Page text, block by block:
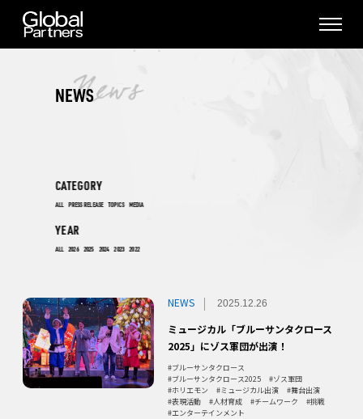
NEWS
CATEGORY
ALL PRESS RELEASE TOPICS MEDIA
YEAR
ALL 2026 2025 2024 2023 2022
NEWS 2025.12.26
ミュージカル「ブルーサンタクロース
2025」にゾス軍団が出演！
ブルーサンタクロース
ブルーサンタクロース2025
ゾス軍団
ホリエモン
ミュージカル出演
舞台出演
表現活動
人材育成 チームワーク
挑戦
エンターテインメント